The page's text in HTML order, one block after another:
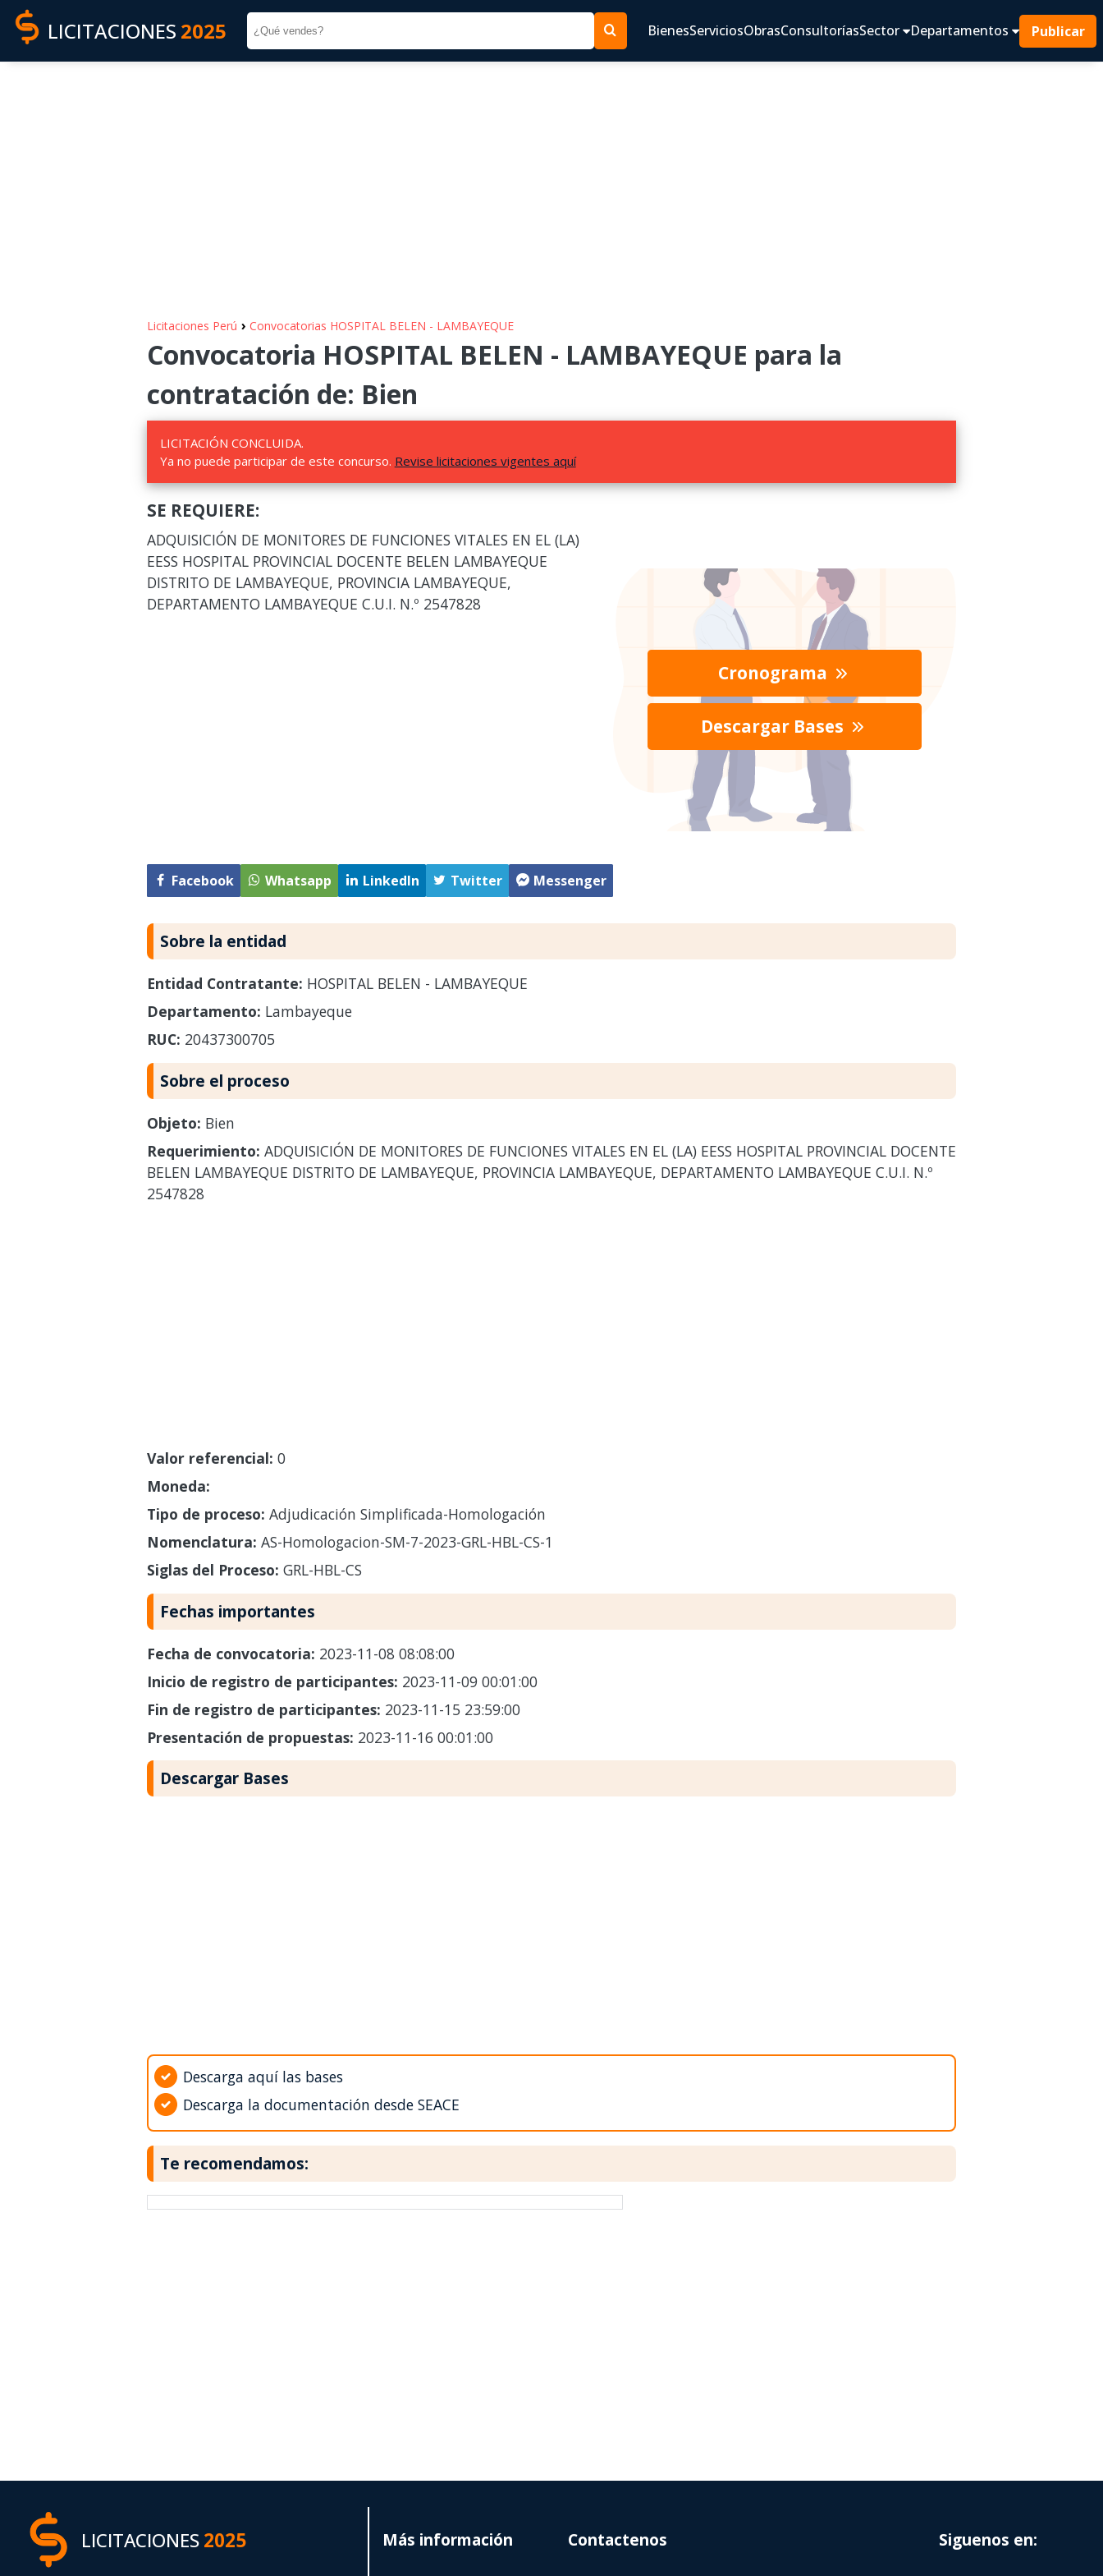
LICITACIONES 2025 BienesServiciosObrasConsultoríasSector Departamentos Publicar
Licitaciones Perú › Convocatorias HOSPITAL BELEN - LAMBAYEQUE
Convocatoria HOSPITAL BELEN - LAMBAYEQUE para la
contratación de: Bien
LICITACIÓN CONCLUIDA.
Ya no puede participar de este concurso. Revise licitaciones vigentes aquí
SE REQUIERE:
ADQUISICIÓN DE MONITORES DE FUNCIONES VITALES EN EL (LA)
EESS HOSPITAL PROVINCIAL DOCENTE BELEN LAMBAYEQUE
DISTRITO DE LAMBAYEQUE, PROVINCIA LAMBAYEQUE,
DEPARTAMENTO LAMBAYEQUE C.U.I. N.º 2547828
Facebook Whatsapp LinkedIn Twitter Messenger
Cronograma
Descargar Bases
Sobre la entidad
Entidad Contratante: HOSPITAL BELEN - LAMBAYEQUE
Departamento: Lambayeque
RUC: 20437300705
Sobre el proceso
Objeto: Bien
Requerimiento: ADQUISICIÓN DE MONITORES DE FUNCIONES VITALES EN EL (LA) EESS HOSPITAL PROVINCIAL DOCENTE
BELEN LAMBAYEQUE DISTRITO DE LAMBAYEQUE, PROVINCIA LAMBAYEQUE, DEPARTAMENTO LAMBAYEQUE C.U.I. N.º
2547828
Valor referencial: 0
Moneda:
Tipo de proceso: Adjudicación Simplificada-Homologación
Nomenclatura: AS-Homologacion-SM-7-2023-GRL-HBL-CS-1
Siglas del Proceso: GRL-HBL-CS
Fechas importantes
Fecha de convocatoria: 2023-11-08 08:08:00
Inicio de registro de participantes: 2023-11-09 00:01:00
Fin de registro de participantes: 2023-11-15 23:59:00
Presentación de propuestas: 2023-11-16 00:01:00
Descargar Bases
Descarga aquí las bases
Descarga la documentación desde SEACE
Te recomendamos:
LICITACIONES2025 Más información Contactenos Siguenos en: